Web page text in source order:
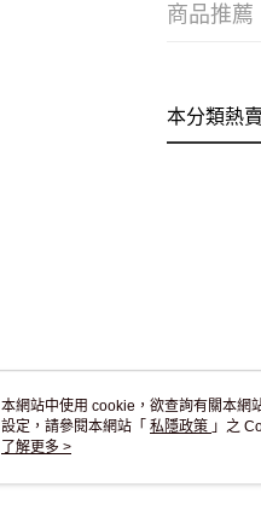
商品推薦
本分類熱賣
本網站中使用 cookie，欲查詢有關本網
設定，請參閱本網站「 私隱政策 」之
用 cookie。
了解更多 >